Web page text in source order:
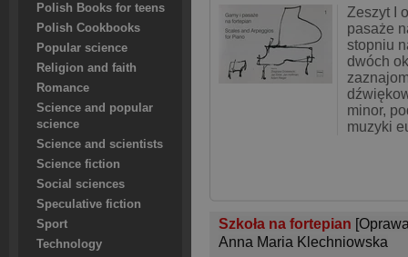
Polish Books for teens
Polish Cookbooks
Popular science
Religion and faith
Romance
Science and popular
science
Science and scientists
Science fiction
Social sciences
Speculative fiction
Sport
Technology
Zeszyt I
pasaże
stopniu
dwóch
minor,
muzyki
Szkoła na fortepian
Anna Maria Klechniowska